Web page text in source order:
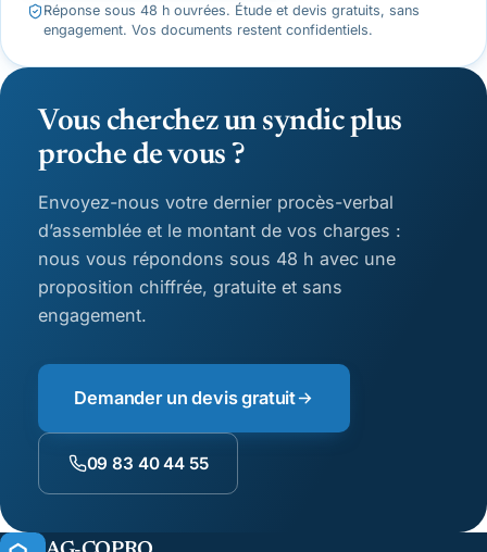
Réponse sous 48 h ouvrées. Étude et devis gratuits, sans
engagement. Vos documents restent confidentiels.
Vous cherchez un syndic plus
proche de vous ?
Envoyez-nous votre dernier procès-verbal
d’assemblée et le montant de vos charges :
nous vous répondons sous 48 h avec une
proposition chiffrée, gratuite et sans
engagement.
Demander un devis gratuit
09 83 40 44 55